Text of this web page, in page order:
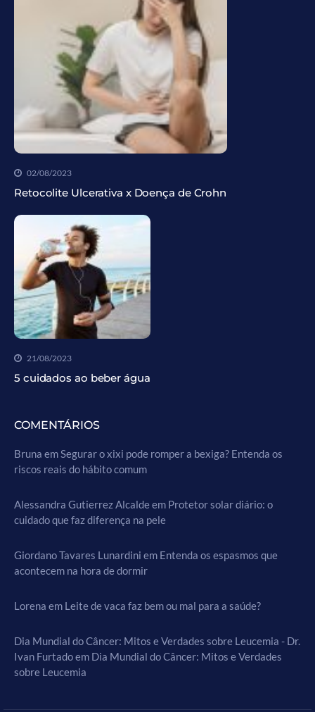
02/08/2023
Retocolite Ulcerativa x Doença de Crohn
21/08/2023
5 cuidados ao beber água
COMENTÁRIOS
Bruna emSegurar o xixi pode romper a bexiga? Entenda os
riscos reais do hábito comum
Alessandra Gutierrez Alcaldeem Protetor solar diário: o
cuidado que faz diferença na pele
Giordano Tavares Lunardini em Entenda os espasmos que
acontecem na hora de dormir
Lorena em Leite de vaca faz bem ou mal para a saúde?
Dia Mundial do Câncer: Mitos e Verdades sobre Leucemia - Dr.
Ivan Furtadoem Dia Mundial do Câncer: Mitos e Verdades
sobre Leucemia